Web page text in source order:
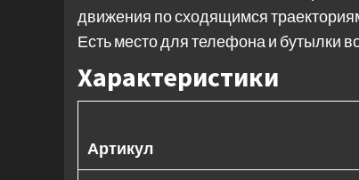
движения по сходящимся
Есть место для телефона и бутылки
Характеристики
Артикул